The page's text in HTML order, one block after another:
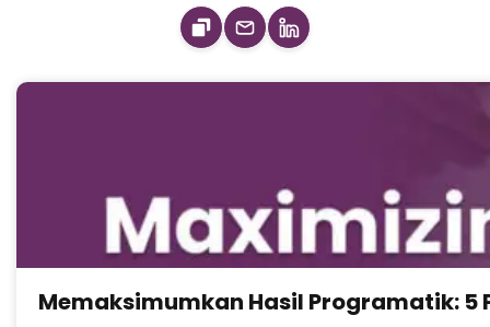
Memaksimumkan Hasil Programatik: 5